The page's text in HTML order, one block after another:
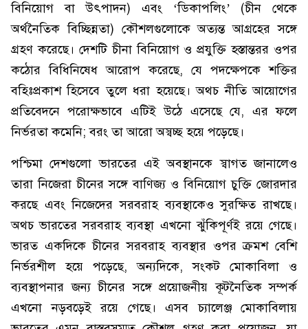
বিনিয়োগ বা উৎপাদন) এবং ‘ডিকাপলিং’ (চীন থেকে
অর্থনৈতিক বিচ্ছিন্নতা) কৌশলগুলোকে অত্যন্ত আগ্রহের সঙ্গে
গ্রহণ করেছে। দেশটি চীনা বিনিয়োগ ও প্রযুক্তি হস্তান্তরর ওপর
কঠোর বিধিনিষেধ আরোপ করেছে, যে পদক্ষেপকে শক্তির
বহিঃপ্রকাশ হিসেবে তুলে ধরা হয়েছে। অথচ নীতি আয়োগের
প্রতিবেদনে পরোক্ষভাবে এটিই উঠে এসেছে যে, এর ফলে
নির্ভরতা কমেনি; বরং তা আরো অস্বচ্ছ হয়ে পড়েছে।
পশ্চিমা দেশগুলো ভারতের এই অবস্থানকে স্বাগত জানালেও
তারা নিজেরা চীনের সঙ্গে বাণিজ্য ও বিনিয়োগ চুক্তি জোরদার
করছে এবং নিজেদের সরবরাহ ব্যবস্থাকেও সুরক্ষিত রাখছে।
অথচ ভারতের সরবরাহ ব্যবস্থা এখনো ঝুঁকিপূর্ণই রয়ে গেছে।
ভারত একদিকে চীনের সরবরাহ ব্যবস্থার ওপর ক্রমশ বেশি
নির্ভরশীল হয়ে পড়েছে, অন্যদিকে, সংকট মোকাবিলা ও
ব্যবস্থাপনার জন্য চীনের সঙ্গে প্রয়োজনীয় কূটনৈতিক সম্পর্ক
এখনো নড়বড়েই রয়ে গেছে। এসব চ্যালেঞ্জ মোকাবিলায়